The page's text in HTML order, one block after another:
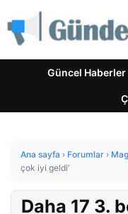
Güncel Haberler
Ana sayfa › Forumlar ›
çok iyi geldi’
Daha 17 3.